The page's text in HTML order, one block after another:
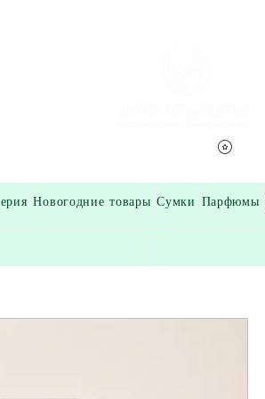
Новогодние товары Сумки Парфюмы